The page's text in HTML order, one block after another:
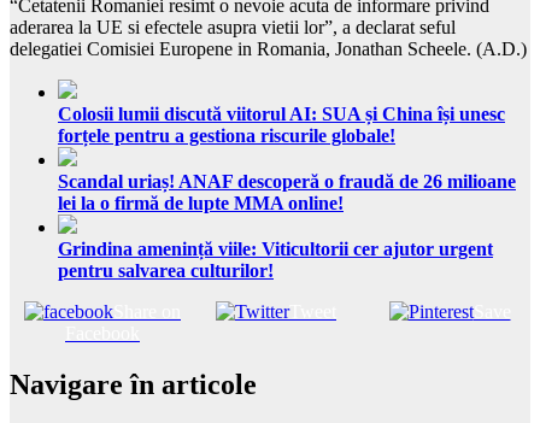
“Cetatenii Romaniei resimt o nevoie acuta de informare privind
aderarea la UE si efectele asupra vietii lor”, a declarat seful
delegatiei Comisiei Europene in Romania, Jonathan Scheele. (A.D.)
Colosii lumii discută viitorul AI: SUA și China își unesc
forțele pentru a gestiona riscurile globale!
Scandal uriaș! ANAF descoperă o fraudă de 26 milioane
lei la o firmă de lupte MMA online!
Grindina amenință viile: Viticultorii cer ajutor urgent
pentru salvarea culturilor!
Tweet Save
Navigare în articole